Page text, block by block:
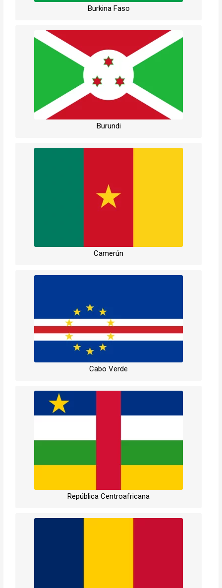
Burkina Faso
Burundi
Camerún
Cabo Verde
República Centroafricana